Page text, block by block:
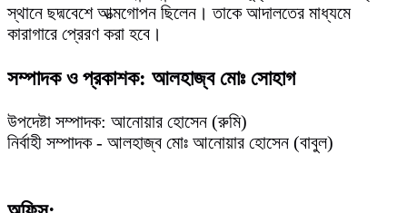
স্থানে ছদ্মবেশে আত্মগোপন ছিলেন। তাকে আদালতের মাধ্যমে
কারাগারে প্রেরণ করা হবে।
সম্পাদক ও প্রকাশক: আলহাজ্ব মোঃ সোহাগ
উপদেষ্টা সম্পাদক: আনোয়ার হোসেন (রুমি)
নির্বাহী সম্পাদক - আলহাজ্ব মোঃ আনোয়ার হোসেন (বাবুল)